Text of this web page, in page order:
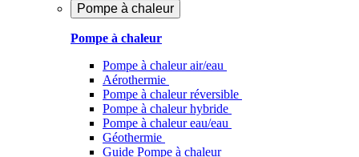
Pompe à chaleur
Pompe à chaleur
Pompe à chaleur air/eau
Aérothermie
Pompe à chaleur réversible
Pompe à chaleur hybride
Pompe à chaleur​ eau/eau
Géothermie
Guide Pompe à chaleur